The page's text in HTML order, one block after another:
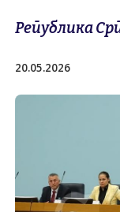
Република
20.05.2026